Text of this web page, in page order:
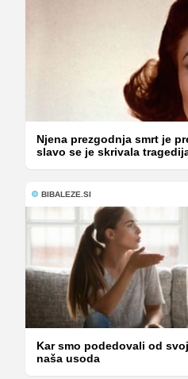
Njena prezgodnja smrt je
slavo se je skrivala
BIBALEZE.SI
Kar smo podedovali od
naša usoda